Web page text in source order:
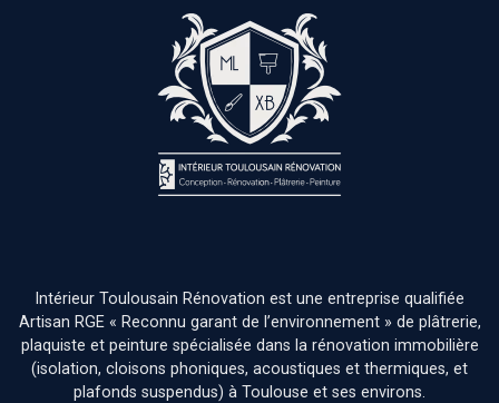
Intérieur Toulousain Rénovation est une entreprise qualifiée
Artisan RGE « Reconnu garant de l’environnement » de plâtrerie,
plaquiste et peinture spécialisée dans la rénovation immobilière
(isolation, cloisons phoniques, acoustiques et thermiques, et
plafonds suspendus) à Toulouse et ses environs.